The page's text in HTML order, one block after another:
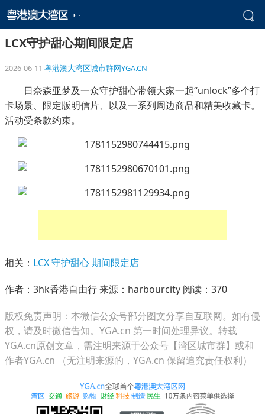
LCX守护甜心期间限定店
2026-06-11 粤港澳大湾区城市群网YGA.CN
日奈森亚梦及一众守护甜心带领大家一起“unlock”多个打
卡场景、限定版明信片、以及一系列周边商品和精美收藏卡。
活动受条款约束。
相关： LCX守护甜心期间限定店
作者：3hk香港自由行 来源：harbourcity 阅读： 370
版权免责声明：本微信公众号部分图文分享自互联网。如有侵
权，请及时微信告知。YGA.cn 第一时间处理异议。转载
YGA.cn原创文章，需注明来源于公众号【湾区城市群】或和
作者YGA.cn （无注明来源的，YGA.cn 保留追究责任权利）